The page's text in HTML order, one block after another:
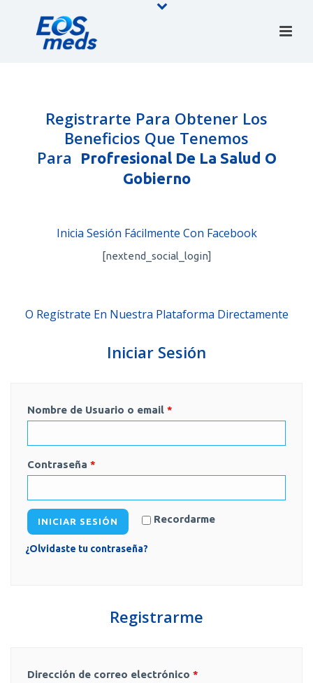
Registrarte Para Obtener Los
Beneficios Que Tenemos
Para
Profresional De La Salud O
Gobierno
Inicia Sesión Fácilmente Con Facebook
[nextend_social_login]
O Regístrate En Nuestra Plataforma Directamente
Iniciar Sesión
Nombre de Usuario o email *
Contraseña *
INICIAR SESIÓN Recordarme
¿Olvidaste tu contraseña?
Registrarme
Dirección de correo electrónico *